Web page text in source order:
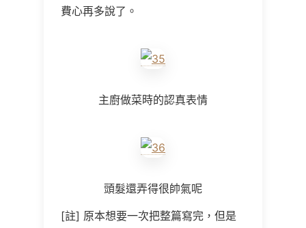
費心再多說了。
主廚做菜時的認真表情
頭髮還弄得很帥氣呢
[註] 原本想要一次把整篇寫完，但是